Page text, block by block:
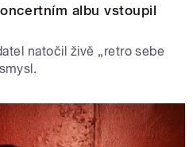
albu vstoupil
natočil živě „retro sebe